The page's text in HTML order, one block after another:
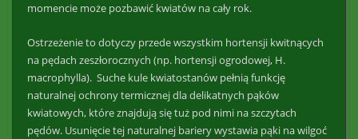
momencie może pozbawić kwiatów na cały rok.
Ostrzeżenie to dotyczy przede wszystkim hortensji kwitnących
na pędach zeszłorocznych (np. hortensji ogrodowej, H.
macrophylla). Suche kule kwiatostanów pełnią funkcję
naturalnej ochrony termicznej dla delikatnych pąków
kwiatowych, które znajdują się tuż pod nimi na szczytach
pędów. Usunięcie tej naturalnej bariery wystawia pąki na wilgoć